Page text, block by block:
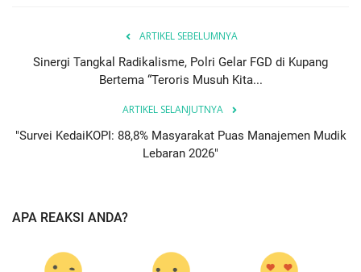
ARTIKEL SEBELUMNYA
Sinergi Tangkal Radikalisme, Polri Gelar FGD di Kupang
Bertema “Teroris Musuh Kita...
ARTIKEL SELANJUTNYA
"Survei KedaiKOPI: 88,8% Masyarakat Puas Manajemen Mudik
Lebaran 2026"
APA REAKSI ANDA?